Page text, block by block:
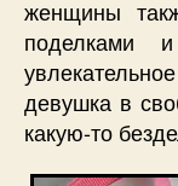
женщины
поделками
девушка в
какую-то